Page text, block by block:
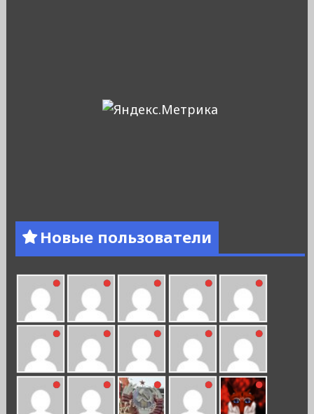
Новые пользователи